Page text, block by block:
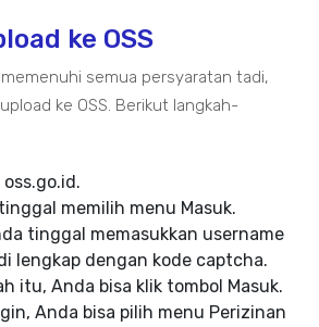
ke OSS
semua persyaratan tadi,
ke OSS. Berikut langkah-
memilih menu Masuk.
tinggal memasukkan username
lengkap dengan kode captcha.
itu, Anda bisa klik tombol Masuk.
Anda bisa pilih menu Perizinan